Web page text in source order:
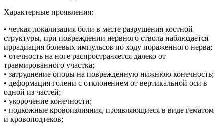
Характерные проявления:
• четкая локализация боли в месте разрушения костной
структуры, при повреждении нервного ствола наблюдается
иррадиация болевых импульсов по ходу пораженного нерва;
• отечность на ноге распространяется далеко от
травмированного участка;
• затруднение опоры на поврежденную нижнюю конечность;
• деформация голени с отклонением от вертикальной оси в
одной из частей;
• укорочение конечности;
• подкожные кровоизлияния, проявляющиеся в виде гематом
и кровоподтеков;